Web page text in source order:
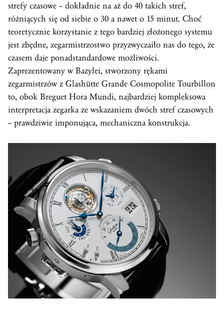
strefy czasowe – dokładnie na aż do 40 takich stref,
różniących się od siebie o 30 a nawet o 15 minut. Choć
teoretycznie korzystanie z tego bardziej złożonego systemu
jest zbędne, zegarmistrzostwo przyzwyczaiło nas do tego, że
czasem daje ponadstandardowe możliwości.
Zaprezentowany w Bazylei, stworzony rękami
zegarmistrzów z Glashütte Grande Cosmopolite Tourbillon
to, obok Breguet Hora Mundi, najbardziej kompleksowa
interpretacja zegarka ze wskazaniem dwóch stref czasowych
– prawdziwie imponująca, mechaniczna konstrukcja.